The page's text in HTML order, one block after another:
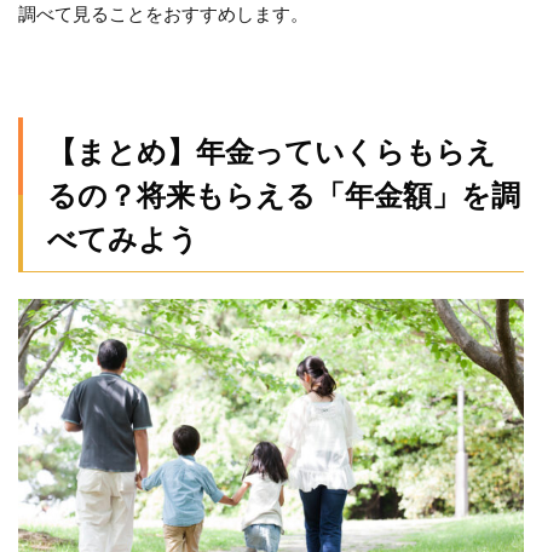
調べて見ることをおすすめします。
【まとめ】年金っていくらもらえ
るの？将来もらえる「年金額」を調
べてみよう